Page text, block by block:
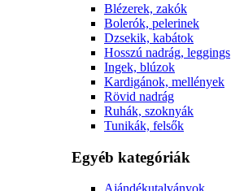
Blézerek, zakók
Bolerók, pelerinek
Dzsekik, kabátok
Hosszú nadrág, leggings
Ingek, blúzok
Kardigánok, mellények
Rövid nadrág
Ruhák, szoknyák
Tunikák, felsők
Egyéb kategóriák